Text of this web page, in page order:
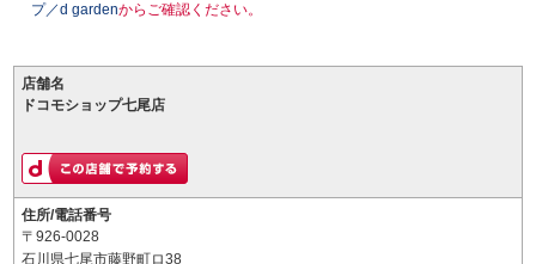
プ／d gardenからご確認ください。
店舗名
ドコモショップ七尾店
住所/電話番号
〒926-0028
石川県七尾市藤野町ロ38